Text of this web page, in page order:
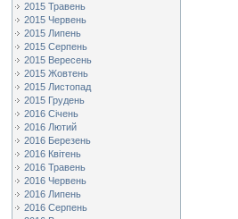
2015 Травень
2015 Червень
2015 Липень
2015 Серпень
2015 Вересень
2015 Жовтень
2015 Листопад
2015 Грудень
2016 Січень
2016 Лютий
2016 Березень
2016 Квітень
2016 Травень
2016 Червень
2016 Липень
2016 Серпень